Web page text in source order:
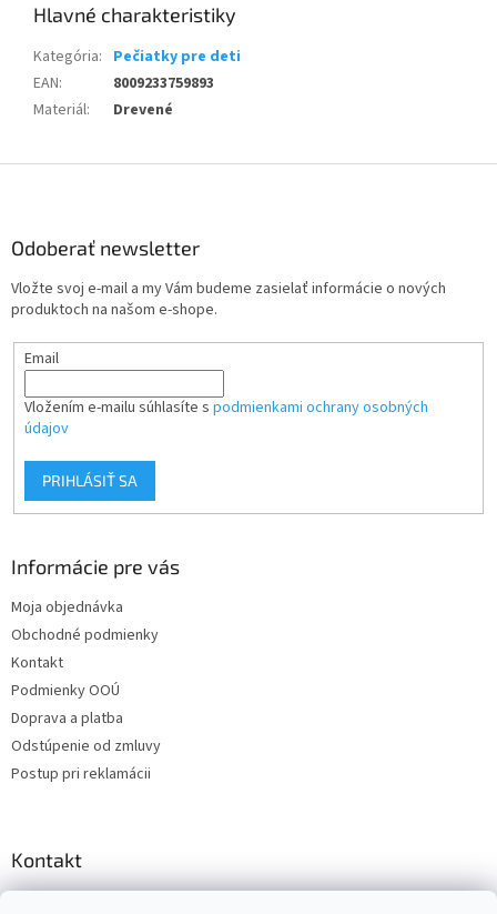
Kategória: Pečiatky pre deti
EAN:
8009233759893
Materiál: Drevené
Odoberať newsletter
Vložte svoj e-mail a my Vám budeme zasielať informácie o nových
produktoch na našom e-shope.
Email
Vložením e-mailu súhlasíte s podmienkami ochrany osobných
údajov
PRIHLÁSIŤ SA
Informácie pre vás
Moja objednávka
Obchodné podmienky
Kontakt
Podmienky OOÚ
Doprava a platba
Odstúpenie od zmluvy
Postup pri reklamácii
Kontakt